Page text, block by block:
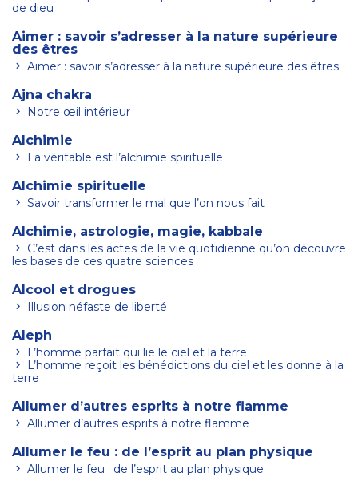
de dieu
Aimer : savoir s’adresser à la nature supérieure
des êtres
Aimer : savoir s’adresser à la nature supérieure des êtres
Ajna chakra
Notre œil intérieur
Alchimie
La véritable est l’alchimie spirituelle
Alchimie spirituelle
Savoir transformer le mal que l’on nous fait
Alchimie, astrologie, magie, kabbale
les bases de ces quatre sciences
Alcool et drogues
Illusion néfaste de liberté
Aleph
L’homme parfait qui lie le ciel et la terre
terre
Allumer d’autres esprits à notre flamme
Allumer d’autres esprits à notre flamme
Allumer le feu : de l’esprit au plan physique
Allumer le feu : de l’esprit au plan physique